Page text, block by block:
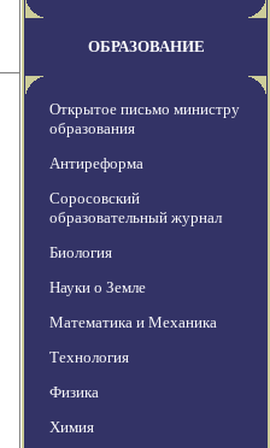
ОБРАЗОВАНИЕ
Открытое письмо министру
образования
Антиреформа
Соросовский
образовательный журнал
Биология
Науки о Земле
Математика и Механика
Технология
Физика
Химия